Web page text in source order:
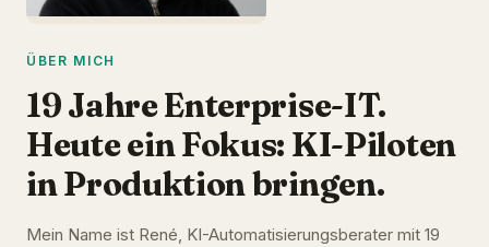
ÜBER MICH
19 Jahre Enterprise-IT.
Heute ein Fokus: KI-Piloten
in Produktion bringen.
Mein Name ist René, KI-Automatisierungsberater mit 19